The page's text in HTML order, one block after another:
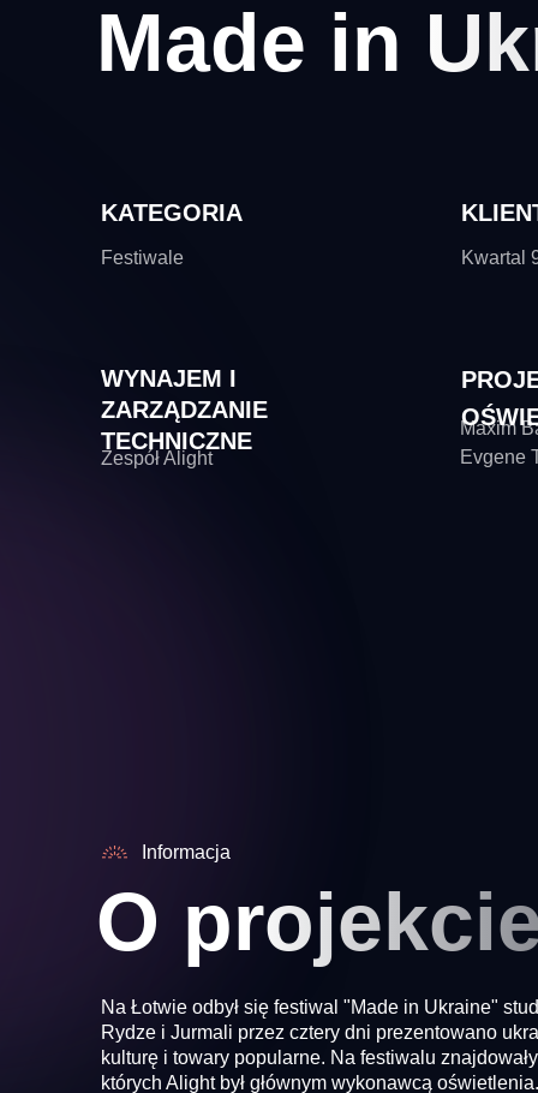
KATEGORIA
Festiwale Kwartal
WYNAJEM I
ZARZĄDZANIE
TECHNICZNE
Zespół Alight
Maxim
Evgene
Made in
Informacja
O
Na Łotwie odbył się festiwal "Made in Ukraine"
Rydze i Jurmali przez cztery dni prezentowano
kulturę i towary popularne. Na festiwalu
których Alight był głównym wykonawcą oświetlenia.